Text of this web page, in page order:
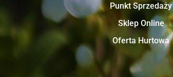
Punkt Sprzedaży
Sklep Online
Oferta Hurtowa